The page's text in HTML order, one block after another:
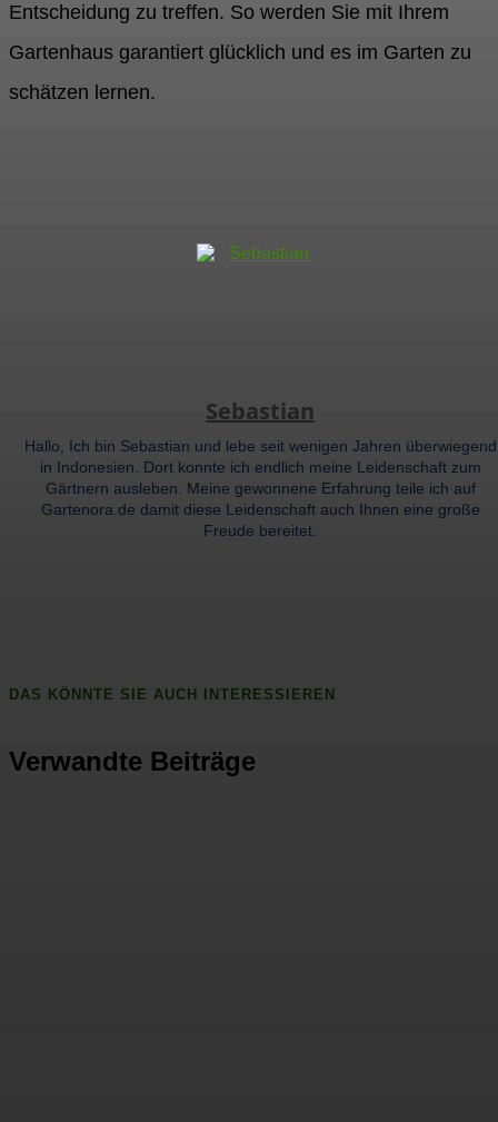
Entscheidung zu treffen. So werden Sie mit Ihrem
Gartenhaus garantiert glücklich und es im Garten zu
schätzen lernen.
Sebastian
Hallo, Ich bin Sebastian und lebe seit wenigen Jahren überwiegend
in Indonesien. Dort konnte ich endlich meine Leidenschaft zum
Gärtnern ausleben. Meine gewonnene Erfahrung teile ich auf
Gartenora.de damit diese Leidenschaft auch Ihnen eine große
Freude bereitet.
DAS KÖNNTE SIE AUCH INTERESSIEREN
Verwandte Beiträge